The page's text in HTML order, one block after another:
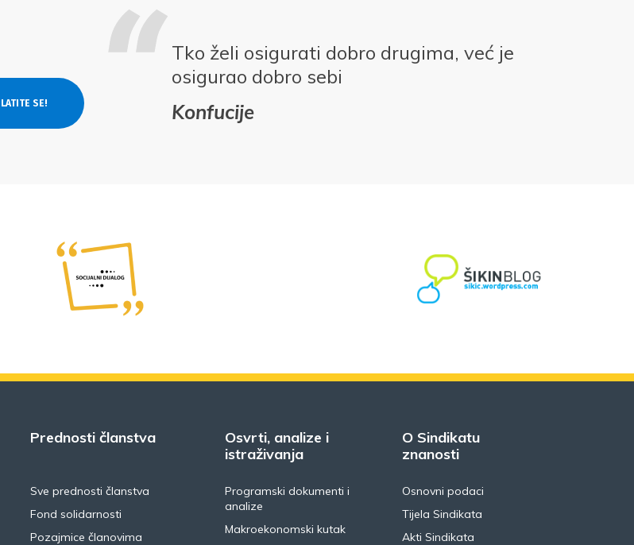
Tko želi osigurati dobro drugima, već je
osigurao dobro sebi
Konfucije
Prednosti članstva
Sve prednosti članstva
Fond solidarnosti
Pozajmice članovima
Osvrti, analize i
istraživanja
Programski dokumenti i
analize
Makroekonomski kutak
O Sindikatu
znanosti
Osnovni podaci
Tijela Sindikata
Akti Sindikata